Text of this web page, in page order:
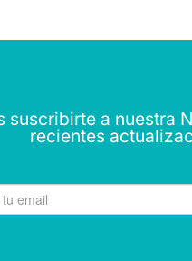
suscribirte a nuestra
recientes